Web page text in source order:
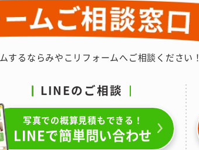
するならみやこリフォームへご相談ください！
LINEのご相談
写真での概算見積もできる！
LINEで簡単問い合わせ